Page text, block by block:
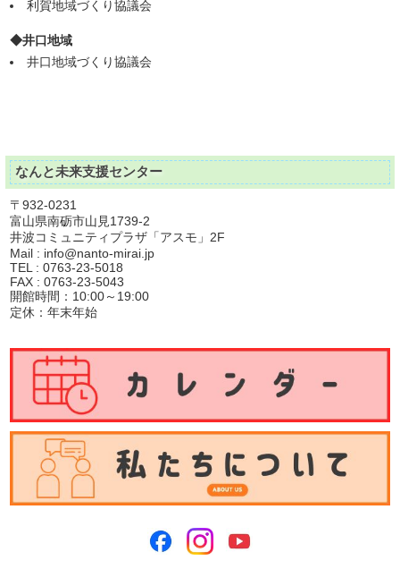
利賀地域づくり協議会
◆井口地域
井口地域づくり協議会
なんと未来支援センター
〒932-0231
富山県南砺市山見1739-2
井波コミュニティプラザ「アスモ」2F
Mail : info@nanto-mirai.jp
TEL : 0763-23-5018
FAX : 0763-23-5043
開館時間：10:00～19:00
定休：年末年始